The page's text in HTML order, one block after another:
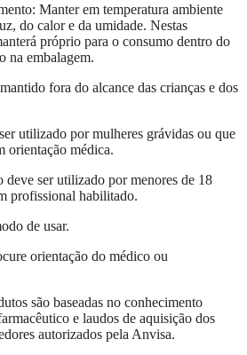
Manter em temperatura ambiente
do calor e da umidade. Nestas
próprio para o consumo dentro do
na embalagem.
fora do alcance das crianças e dos
utilizado por mulheres grávidas ou que
orientação médica.
deve ser utilizado por menores de 18
profissional habilitado.
de usar.
orientação do médico ou
são baseadas no conhecimento
e laudos de aquisição dos
autorizados pela Anvisa.